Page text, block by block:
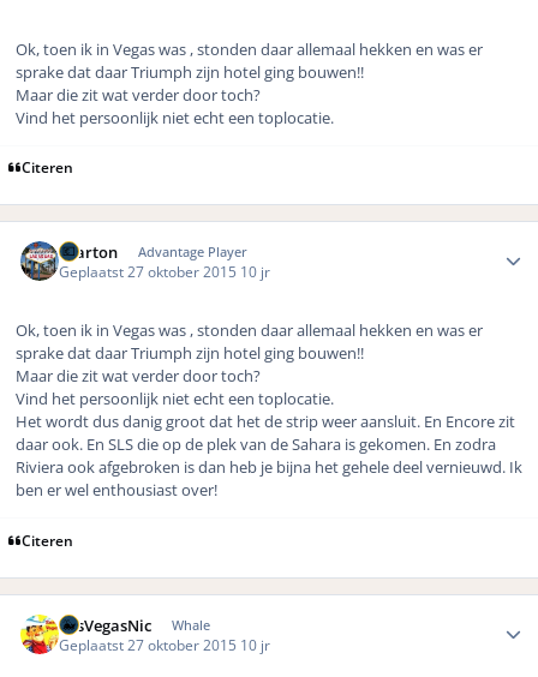
Ok, toen ik in Vegas was , stonden daar allemaal hekken en was er
sprake dat daar Triumph zijn hotel ging bouwen!!
Maar die zit wat verder door toch?
Vind het persoonlijk niet echt een toplocatie.
Citeren
osarton Advantage Player
Geplaatst 27 oktober 2015 10 jr
Ok, toen ik in Vegas was , stonden daar allemaal hekken en was er
sprake dat daar Triumph zijn hotel ging bouwen!!
Maar die zit wat verder door toch?
Vind het persoonlijk niet echt een toplocatie.
Het wordt dus danig groot dat het de strip weer aansluit. En Encore zit
daar ook. En SLS die op de plek van de Sahara is gekomen. En zodra
Riviera ook afgebroken is dan heb je bijna het gehele deel vernieuwd. Ik
ben er wel enthousiast over!
Citeren
LasVegasNic Whale
Geplaatst 27 oktober 2015 10 jr